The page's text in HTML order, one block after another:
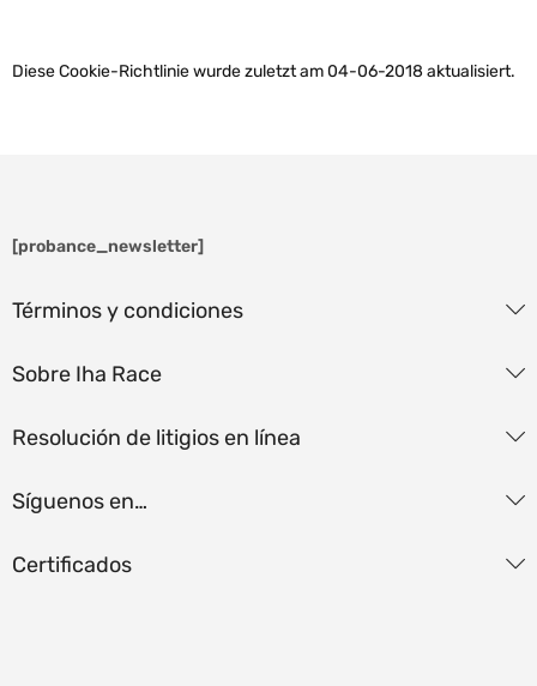
Diese Cookie-Richtlinie wurde zuletzt am 04-06-2018 aktualisiert.
[probance_newsletter]
Términos y condiciones
Sobre Iha Race
Resolución de litigios en línea
Síguenos en…
Certificados